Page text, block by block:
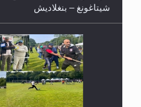
شيتاغونغ – بنغلاديش